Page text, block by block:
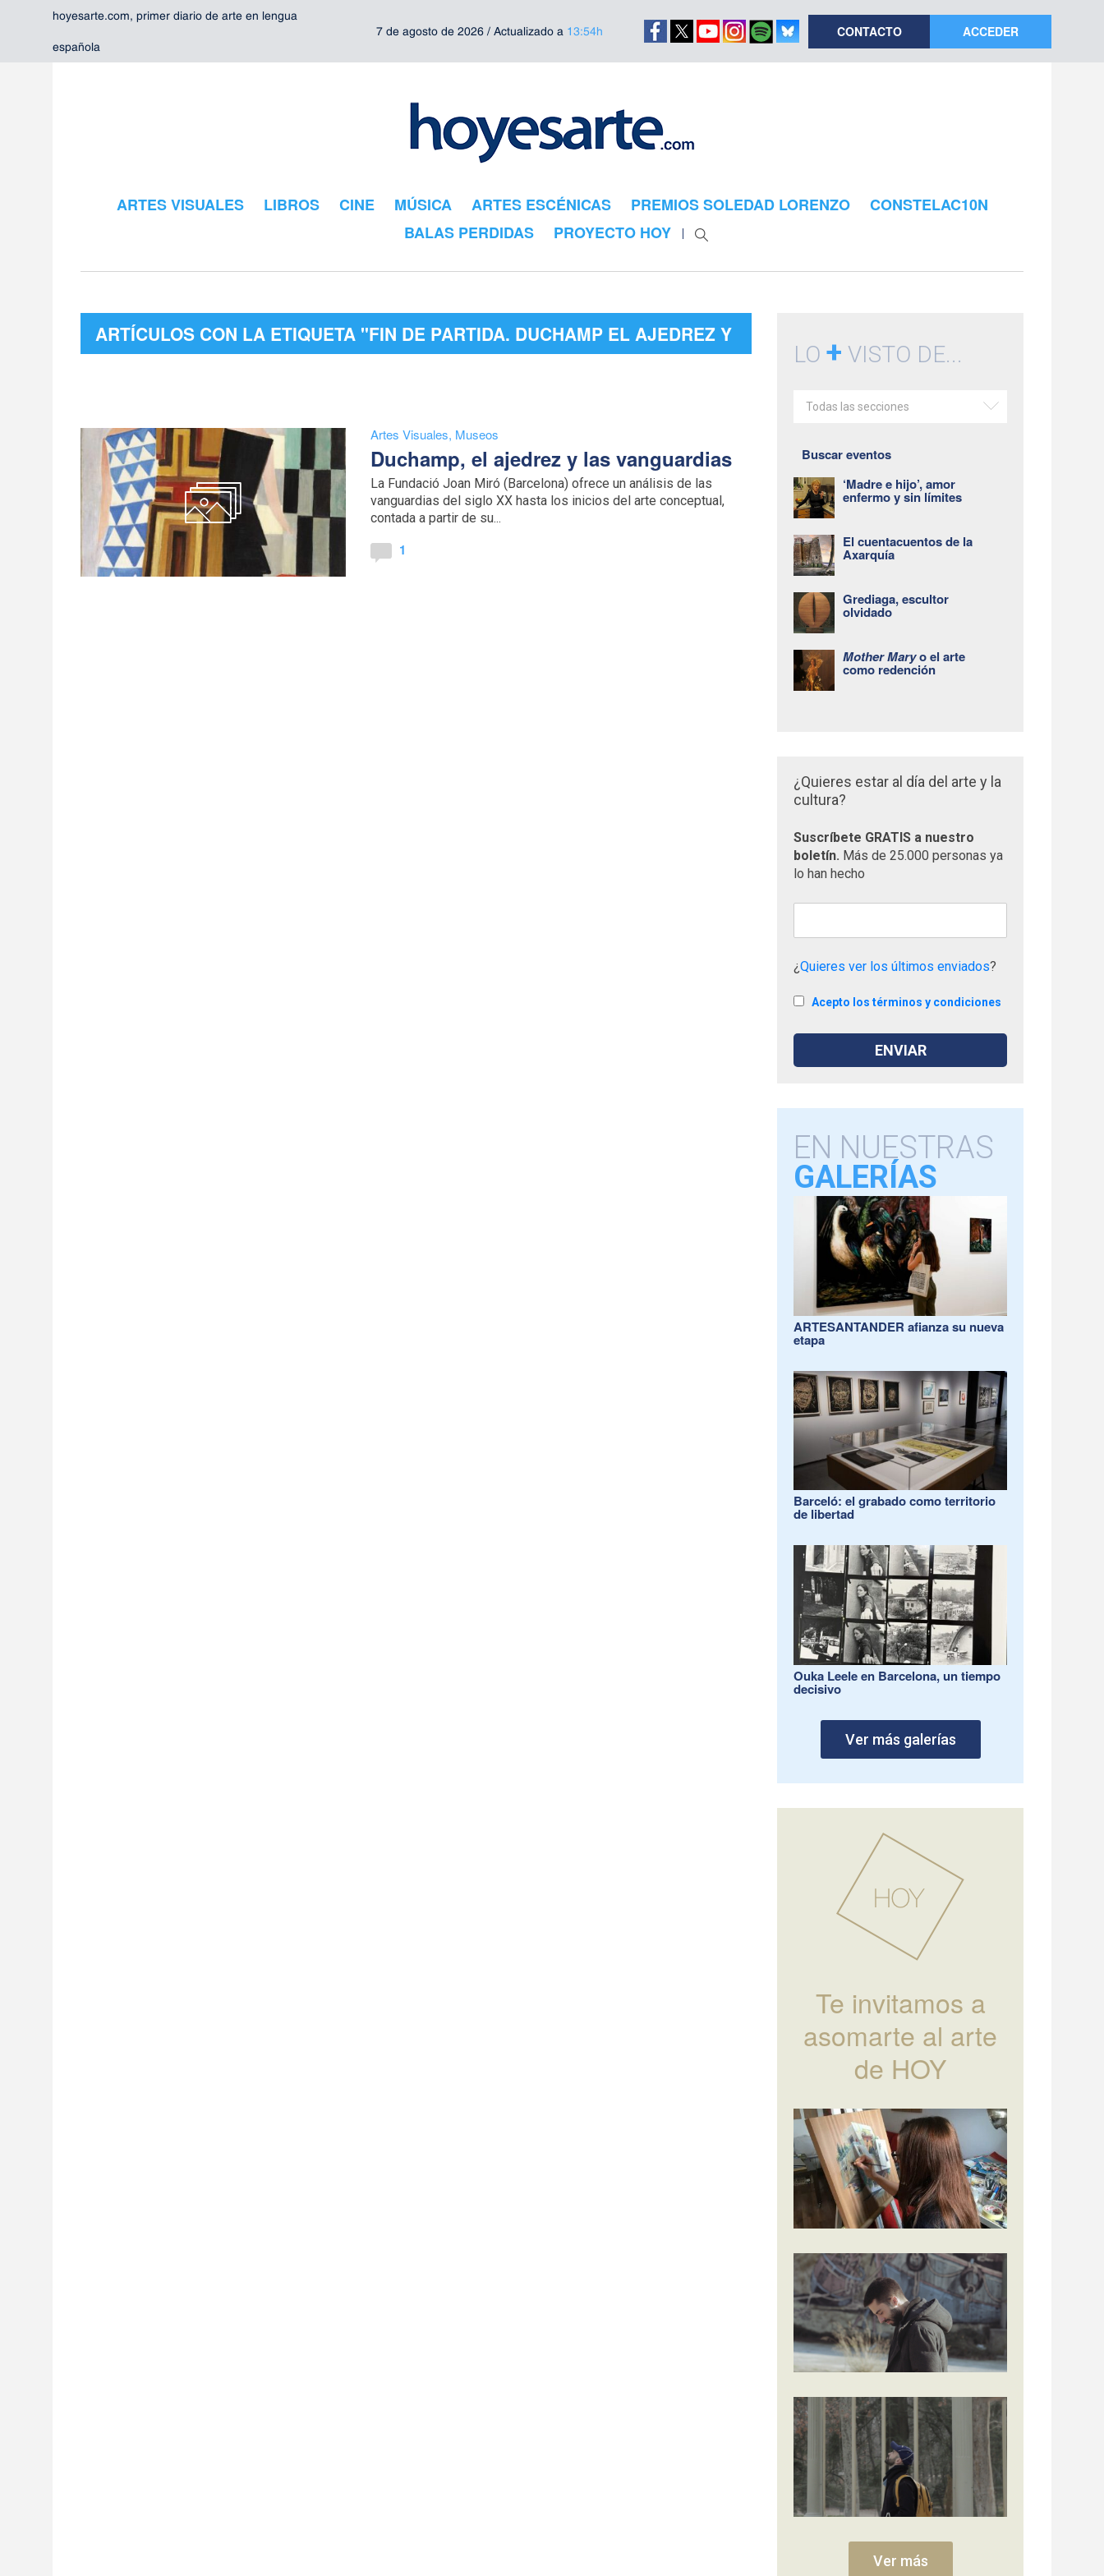
hoyesarte.com, primer diario de arte en lengua
española
7 de agosto de 2026 / Actualizado a 13:54h CONTACTO ACCEDER
ARTES VISUALES LIBROS CINE MÚSICA ARTES ESCÉNICAS PREMIOS SOLEDAD LORENZO
CONSTELAC10N
BALAS PERDIDAS
PROYECTO HOY
ARTÍCULOS CON LA ETIQUETA "FIN DE PARTIDA. DUCHAMP EL AJEDREZ Y
Artes Visuales, Museos
Duchamp, el ajedrez y las vanguardias
La Fundació Joan Miró (Barcelona) ofrece un análisis de las
vanguardias del siglo XX hasta los inicios del arte conceptual,
contada a partir de su...
1
LO+ VISTO DE...
Todas las secciones
Buscar eventos
‘Madre e hijo’, amor
enfermo y sin límites
El cuentacuentos de la
Axarquía
Grediaga, escultor
olvidado
Mother Maryo el arte
como redención
¿Quieres estar al día del arte y la
cultura?
Suscríbete GRATIS a nuestro
boletín. Más de 25.000 personas ya
lo han hecho
¿Quieres ver los últimos enviados?
Acepto los términos y condiciones
EN NUESTRAS
GALERÍAS
ARTESANTANDER afianza su nueva
etapa
Barceló: el grabado como territorio
de libertad
Ouka Leele en Barcelona, un tiempo
decisivo
Ver más galerías
Te invitamos a
asomarte al arte
de HOY
Ver más